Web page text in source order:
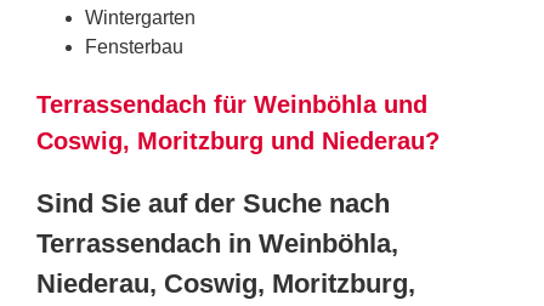
Wintergarten
Fensterbau
Terrassendach für Weinböhla und
Coswig, Moritzburg und Niederau?
Sind Sie auf der Suche nach
Terrassendach in Weinböhla,
Niederau, Coswig, Moritzburg,